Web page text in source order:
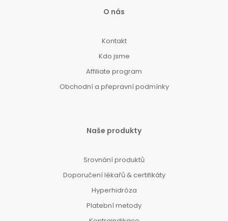
O nás
Kontakt
Kdo jsme
Affiliate program
Obchodní a přepravní podmínky
Naše produkty
Srovnání produktů
Doporučení lékařů & certifikáty
Hyperhidróza
Platební metody